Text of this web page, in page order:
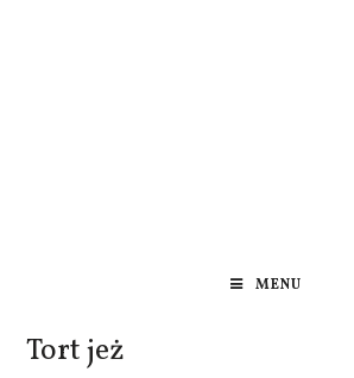
MENU
Tort jeż